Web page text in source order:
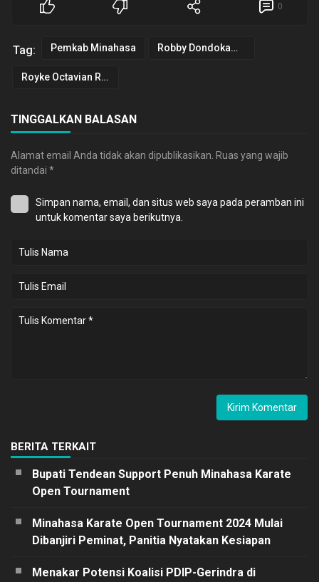
0
Tag: Pemkab Minahasa Robby Dondokambey
Royke Octavian Roring
TINGGALKAN BALASAN
Alamat email Anda tidak akan dipublikasikan. Ruas yang wajib
ditandai *
Simpan nama, email, dan situs web saya pada peramban ini
untuk komentar saya berikutnya.
BERITA TERKAIT
Bupati Tendean Support Penuh Minahasa Karate
Open Tournament
Minahasa Karate Open Tournament 2024 Mulai
Dibanjiri Peminat, Panitia Nyatakan Kesiapan
Menakar Potensi Koalisi PDIP-Gerindra di